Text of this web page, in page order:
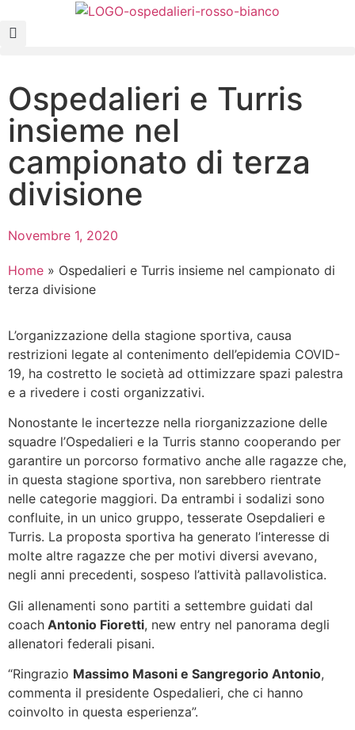
Ospedalieri e Turris
insieme nel
campionato di terza
divisione
Novembre 1, 2020
Home » Ospedalieri e Turris insieme nel campionato di
terza divisione
L’organizzazione della stagione sportiva, causa
restrizioni legate al contenimento dell’epidemia COVID-
19, ha costretto le società ad ottimizzare spazi palestra
e a rivedere i costi organizzativi.
Nonostante le incertezze nella riorganizzazione delle
squadre l’Ospedalieri e la Turris stanno cooperando per
garantire un porcorso formativo anche alle ragazze che,
in questa stagione sportiva, non sarebbero rientrate
nelle categorie maggiori. Da entrambi i sodalizi sono
confluite, in un unico gruppo, tesserate Osepdalieri e
Turris. La proposta sportiva ha generato l’interesse di
molte altre ragazze che per motivi diversi avevano,
negli anni precedenti, sospeso l’attività pallavolistica.
Gli allenamenti sono partiti a settembre guidati dal
coach Antonio Fioretti, new entry nel panorama degli
allenatori federali pisani.
“Ringrazio Massimo Masoni e Sangregorio Antonio,
commenta il presidente Ospedalieri, che ci hanno
coinvolto in questa esperienza”.